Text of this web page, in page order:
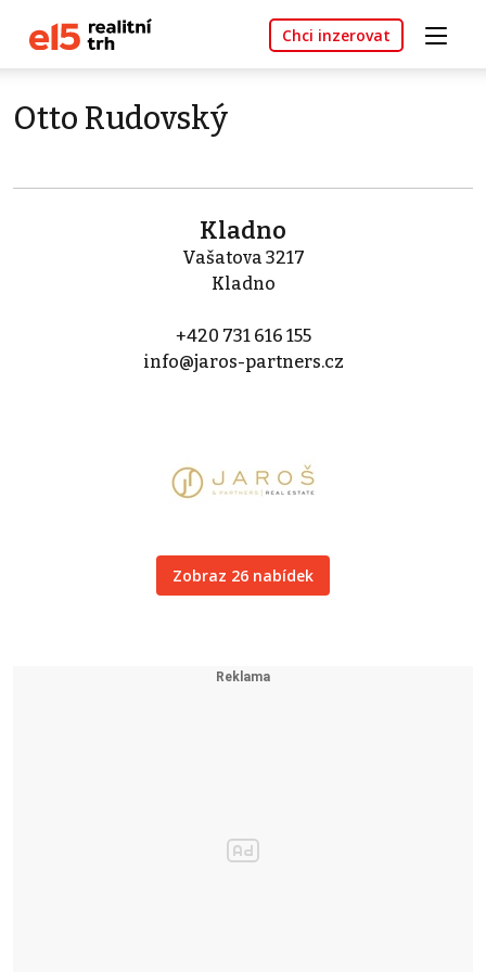
Chci inzerovat
Otto Rudovský
Kladno
Vašatova 3217
Kladno
+420 731 616 155
info@jaros-partners.cz
Zobraz 26 nabídek